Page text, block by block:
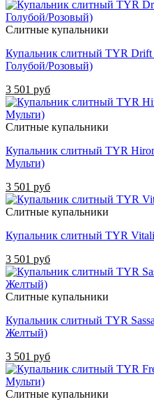
Слитные купальники
Купальник слитный TYR Drift
Голубой/Розовый)
3 501 руб
Слитные купальники
Купальник слитный TYR
Мульти)
3 501 руб
Слитные купальники
Купальник слитный TYR
3 501 руб
Слитные купальники
Купальник слитный TYR
Желтый)
3 501 руб
Слитные купальники